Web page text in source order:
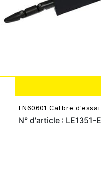
EN60601 Calibre d'essai
N° d'article : LE1351-